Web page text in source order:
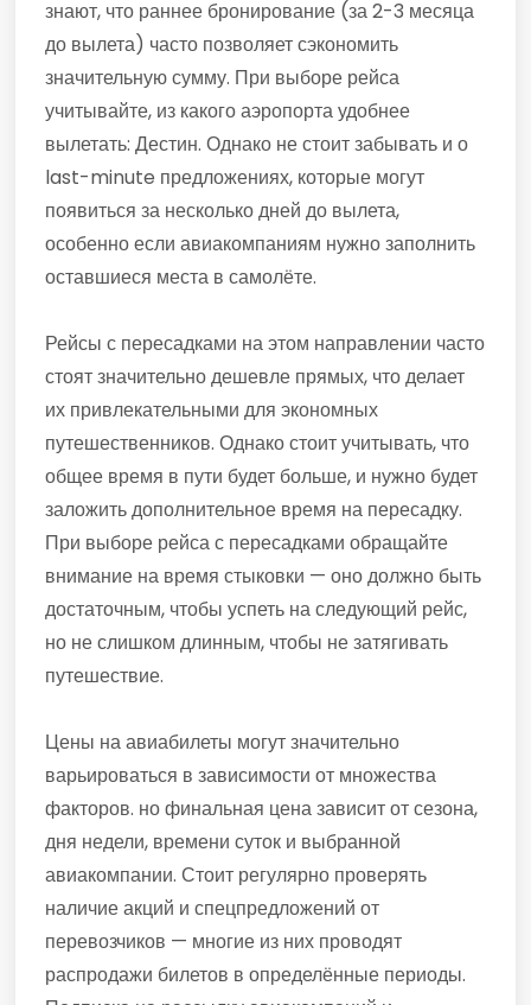
знают, что раннее бронирование (за 2-3 месяца
до вылета) часто позволяет сэкономить
значительную сумму. При выборе рейса
учитывайте, из какого аэропорта удобнее
вылетать: Дестин. Однако не стоит забывать и о
last-minute предложениях, которые могут
появиться за несколько дней до вылета,
особенно если авиакомпаниям нужно заполнить
оставшиеся места в самолёте.
Рейсы с пересадками на этом направлении часто
стоят значительно дешевле прямых, что делает
их привлекательными для экономных
путешественников. Однако стоит учитывать, что
общее время в пути будет больше, и нужно будет
заложить дополнительное время на пересадку.
При выборе рейса с пересадками обращайте
внимание на время стыковки — оно должно быть
достаточным, чтобы успеть на следующий рейс,
но не слишком длинным, чтобы не затягивать
путешествие.
Цены на авиабилеты могут значительно
варьироваться в зависимости от множества
факторов. но финальная цена зависит от сезона,
дня недели, времени суток и выбранной
авиакомпании. Стоит регулярно проверять
наличие акций и спецпредложений от
перевозчиков — многие из них проводят
распродажи билетов в определённые периоды.